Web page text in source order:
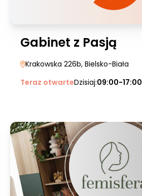
Gabinet z Pasją
Krakowska 226b, Bielsko-Biała
Teraz otwarteDzisiaj:09:00-17:00